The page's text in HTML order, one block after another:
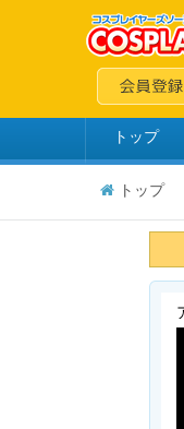
トップ
トップ